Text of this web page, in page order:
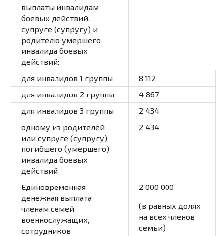
выплаты инвалидам
боевых действий,
супруге (супругу) и
родителю умершего
инвалида боевых
действий:
для инвалидов 1 группы
8 112
для инвалидов 2 группы
4 867
для инвалидов 3 группы
2 434
одному из родителей
или супруге (супругу)
погибшего (умершего)
инвалида боевых
действий
2 434
Единовременная
денежная выплата
членам семей
военнослужащих,
сотрудников
2 000 000
(в равных долях
на всех членов
семьи)